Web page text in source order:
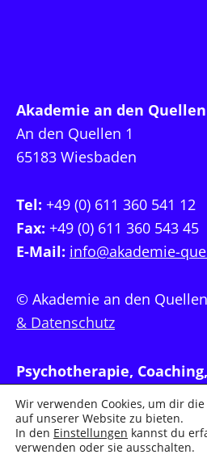
Akademie an den Quellen
An den Quellen 1
65183 Wiesbaden
Tel: +49 (0) 611 360 541 12
Fax: +49 (0) 611 360 543 45
E-Mail: info@akademie-
© Akademie an den
& Datenschutz
Psychotherapie,
Wir verwenden Cookies, um dir
auf unserer Website zu bieten.
In den Einstellungen kannst du
verwenden oder sie ausschalten.